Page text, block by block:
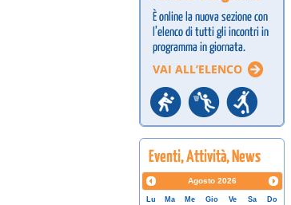
Agosto 2026
Lu Ma Me Gio Ve Sa
Do